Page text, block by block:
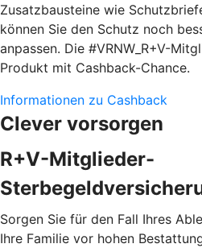
Zusatzbausteine wie
können Sie den Schutz noch
anpassen. Die #VRNW_R+V-
Produkt mit Cashback-Chance.
Informationen zu Cashback
Clever vorsorgen
R+V-Mitglieder-
Sorgen Sie für den Fall Ihres
Ihre Familie vor hohen